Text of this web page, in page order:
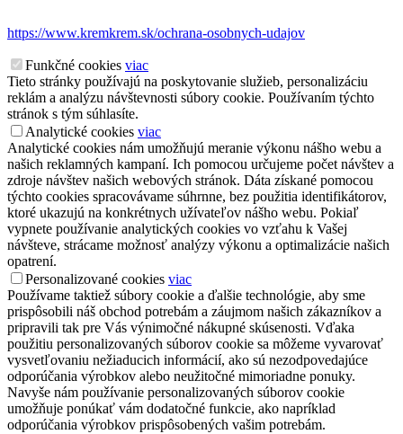
https://www.kremkrem.sk/ochrana-osobnych-udajov
Funkčné cookies viac
Tieto stránky používajú na poskytovanie služieb, personalizáciu
reklám a analýzu návštevnosti súbory cookie. Používaním týchto
stránok s tým súhlasíte.
Analytické cookies viac
Analytické cookies nám umožňujú meranie výkonu nášho webu a
našich reklamných kampaní. Ich pomocou určujeme počet návštev a
zdroje návštev našich webových stránok. Dáta získané pomocou
týchto cookies spracovávame súhrnne, bez použitia identifikátorov,
ktoré ukazujú na konkrétnych užívateľov nášho webu. Pokiaľ
vypnete používanie analytických cookies vo vzťahu k Vašej
návšteve, strácame možnosť analýzy výkonu a optimalizácie našich
opatrení.
Personalizované cookies viac
Používame taktiež súbory cookie a ďalšie technológie, aby sme
prispôsobili náš obchod potrebám a záujmom našich zákazníkov a
pripravili tak pre Vás výnimočné nákupné skúsenosti. Vďaka
použitiu personalizovaných súborov cookie sa môžeme vyvarovať
vysvetľovaniu nežiaducich informácií, ako sú nezodpovedajúce
odporúčania výrobkov alebo neužitočné mimoriadne ponuky.
Navyše nám používanie personalizovaných súborov cookie
umožňuje ponúkať vám dodatočné funkcie, ako napríklad
odporúčania výrobkov prispôsobených vašim potrebám.